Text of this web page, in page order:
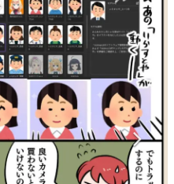
コンピューター文化史研究家・タ